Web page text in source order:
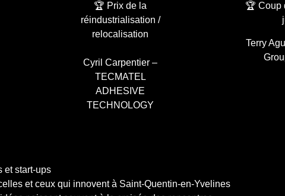
🏆 Prix de la
réindustrialisation /
relocalisation
Cyril Carpentier –
TECMATEL
ADHESIVE
TECHNOLOGY
🏆 Coup
Terry
et start-ups
et ceux qui innovent à Saint-Quentin-en-Yvelines